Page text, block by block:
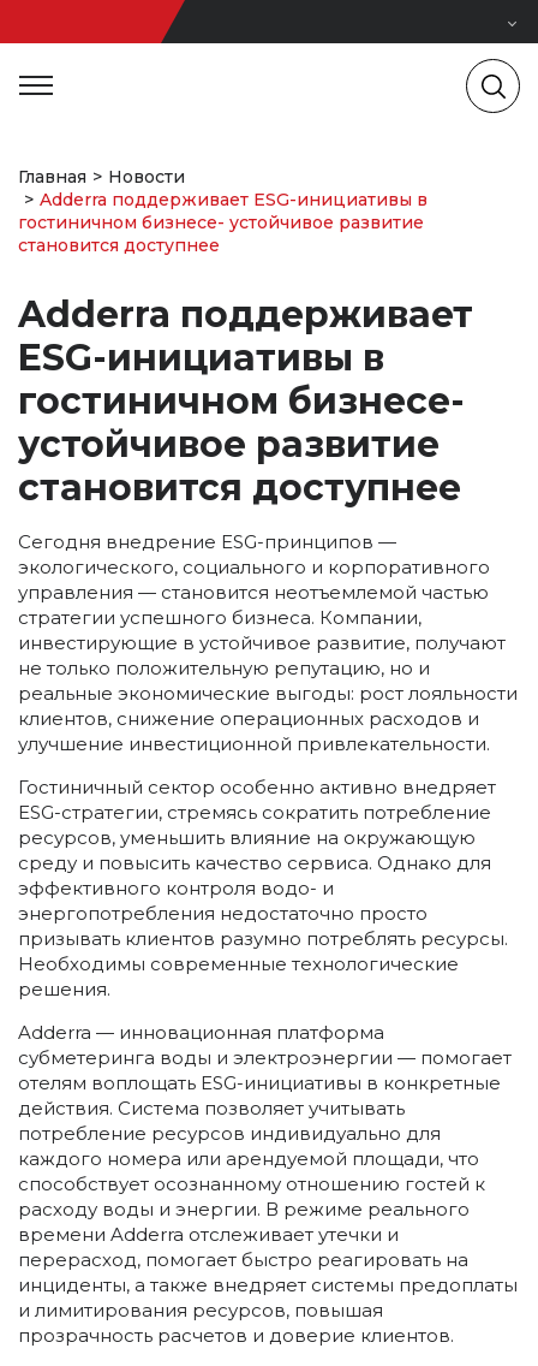
Главная
Новости
Adderra поддерживает ESG-инициативы в
гостиничном бизнесе- устойчивое развитие
становится доступнее
Adderra поддерживает
ESG-инициативы в
гостиничном бизнесе-
устойчивое развитие
становится доступнее
Сегодня внедрение ESG-принципов —
экологического, социального и корпоративного
управления — становится неотъемлемой частью
стратегии успешного бизнеса. Компании,
инвестирующие в устойчивое развитие, получают
не только положительную репутацию, но и
реальные экономические выгоды: рост лояльности
клиентов, снижение операционных расходов и
улучшение инвестиционной привлекательности.
Гостиничный сектор особенно активно внедряет
ESG-стратегии, стремясь сократить потребление
ресурсов, уменьшить влияние на окружающую
среду и повысить качество сервиса. Однако для
эффективного контроля водо- и
энергопотребления недостаточно просто
призывать клиентов разумно потреблять ресурсы.
Необходимы современные технологические
решения.
Adderra — инновационная платформа
субметеринга воды и электроэнергии — помогает
отелям воплощать ESG-инициативы в конкретные
действия. Система позволяет учитывать
потребление ресурсов индивидуально для
каждого номера или арендуемой площади, что
способствует осознанному отношению гостей к
расходу воды и энергии. В режиме реального
времени Adderra отслеживает утечки и
перерасход, помогает быстро реагировать на
инциденты, а также внедряет системы предоплаты
и лимитирования ресурсов, повышая
прозрачность расчетов и доверие клиентов.